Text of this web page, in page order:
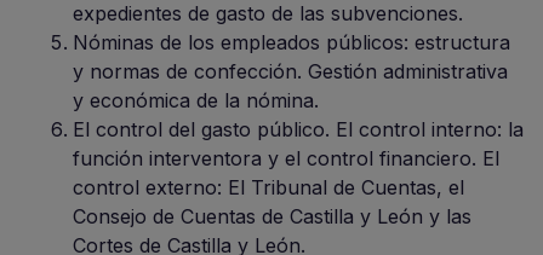
expedientes de gasto de las subvenciones.
Nóminas de los empleados públicos: estructura
y normas de confección. Gestión administrativa
y económica de la nómina.
El control del gasto público. El control interno: la
función interventora y el control financiero. El
control externo: El Tribunal de Cuentas, el
Consejo de Cuentas de Castilla y León y las
Cortes de Castilla y León.